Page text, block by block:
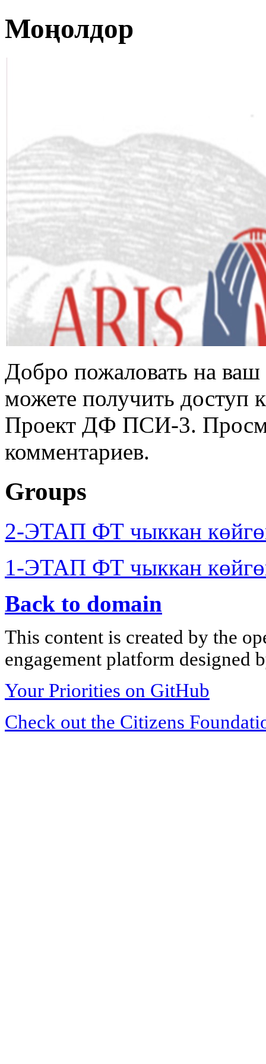
Моңолдор
Добро пожаловать на
можете получить доступ
Проект ДФ ПСИ-3.
комментариев.
Groups
2-ЭТАП ФТ чыккан
1-ЭТАП ФТ чыккан
Back to domain
This content is created by the
engagement platform designed
Your Priorities on GitHub
Check out the Citizens